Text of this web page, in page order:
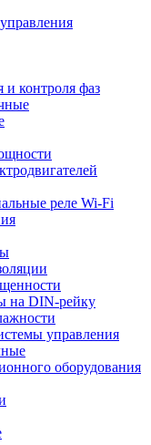
и контроля фаз
реле Wi-Fi
на DIN-рейку
управления
оборудования